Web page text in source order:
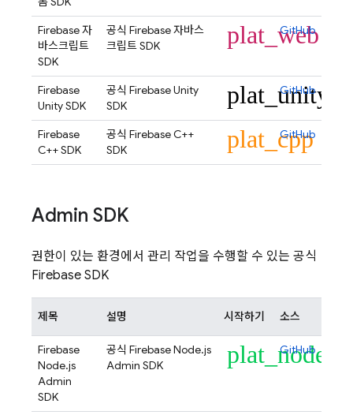
Firebase 자
바스크립트
SDK
공식 Firebase 자바스
크립트 SDK
plat_web
GitHub
Firebase
Unity SDK
공식 Firebase Unity
SDK
plat_unity
GitHub
Firebase
C++ SDK
공식 Firebase C++
SDK
plat_cpp
GitHub
Admin SDK
권한이 있는 환경에서 관리 작업을 수행할 수 있는 공식
Firebase SDK
제목 설명 시작하기 소스
Firebase
Node.js
Admin
SDK
공식 Firebase Node.js
Admin SDK
plat_node
GitHub